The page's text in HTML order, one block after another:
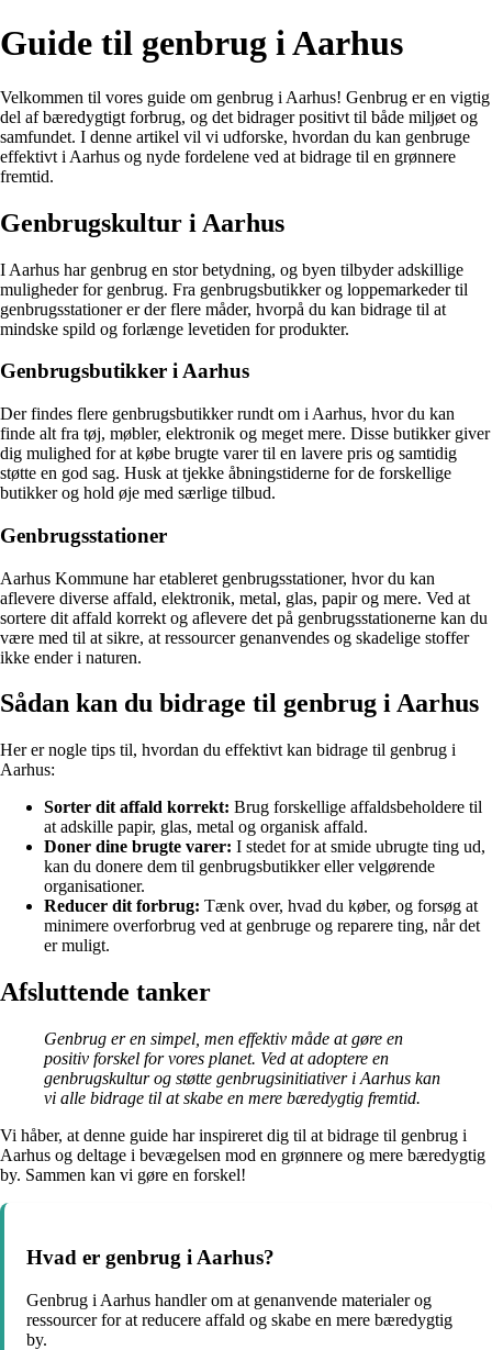
Guide til genbrug i Aarhus
Velkommen til vores guide om genbrug i Aarhus! Genbrug er en vigtig
del af bæredygtigt forbrug, og det bidrager positivt til både miljøet og
samfundet. I denne artikel vil vi udforske, hvordan du kan genbruge
effektivt i Aarhus og nyde fordelene ved at bidrage til en grønnere
fremtid.
Genbrugskultur i Aarhus
I Aarhus har genbrug en stor betydning, og byen tilbyder adskillige
muligheder for genbrug. Fra genbrugsbutikker og loppemarkeder til
genbrugsstationer er der flere måder, hvorpå du kan bidrage til at
mindske spild og forlænge levetiden for produkter.
Genbrugsbutikker i Aarhus
Der findes flere genbrugsbutikker rundt om i Aarhus, hvor du kan
finde alt fra tøj, møbler, elektronik og meget mere. Disse butikker giver
dig mulighed for at købe brugte varer til en lavere pris og samtidig
støtte en god sag. Husk at tjekke åbningstiderne for de forskellige
butikker og hold øje med særlige tilbud.
Genbrugsstationer
Aarhus Kommune har etableret genbrugsstationer, hvor du kan
aflevere diverse affald, elektronik, metal, glas, papir og mere. Ved at
sortere dit affald korrekt og aflevere det på genbrugsstationerne kan du
være med til at sikre, at ressourcer genanvendes og skadelige stoffer
ikke ender i naturen.
Sådan kan du bidrage til genbrug i Aarhus
Her er nogle tips til, hvordan du effektivt kan bidrage til genbrug i
Aarhus:
Sorter dit affald korrekt: Brug forskellige affaldsbeholdere til
at adskille papir, glas, metal og organisk affald.
Doner dine brugte varer: I stedet for at smide ubrugte ting ud,
kan du donere dem til genbrugsbutikker eller velgørende
organisationer.
Reducer dit forbrug: Tænk over, hvad du køber, og forsøg at
minimere overforbrug ved at genbruge og reparere ting, når det
er muligt.
Afsluttende tanker
Genbrug er en simpel, men effektiv måde at gøre en
positiv forskel for vores planet. Ved at adoptere en
genbrugskultur og støtte genbrugsinitiativer i Aarhus kan
vi alle bidrage til at skabe en mere bæredygtig fremtid.
Vi håber, at denne guide har inspireret dig til at bidrage til genbrug i
Aarhus og deltage i bevægelsen mod en grønnere og mere bæredygtig
by. Sammen kan vi gøre en forskel!
Hvad er genbrug i Aarhus?
Genbrug i Aarhus handler om at genanvende materialer og
ressourcer for at reducere affald og skabe en mere bæredygtig
by.